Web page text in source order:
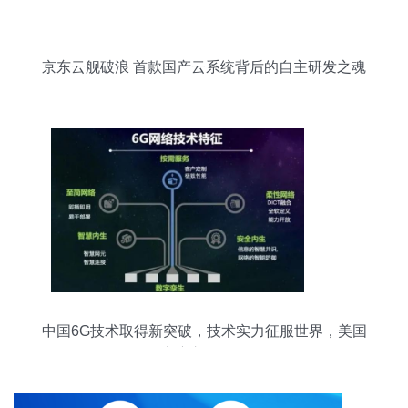
京东云舰破浪 首款国产云系统背后的自主研发之魂
中国6G技术取得新突破，技术实力征服世界，美国